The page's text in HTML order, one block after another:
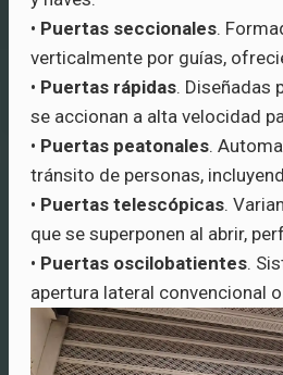
• Puertas seccionales.
verticalmente por guías,
• Puertas rápidas. Diseñadas
se accionan a alta velocidad
• Puertas peatonales.
tránsito de personas,
• Puertas telescópicas.
que se superponen al abrir,
• Puertas oscilobatientes.
apertura lateral convencional